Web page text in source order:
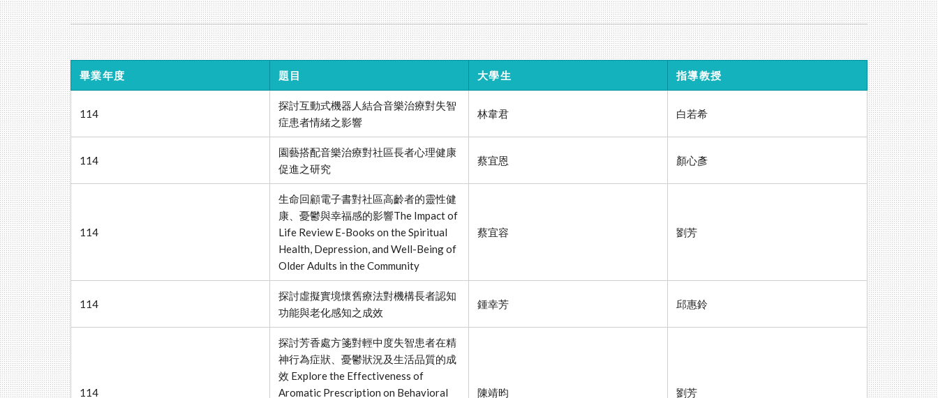
畢業年度 題目 大學生 指導教授
114
探討互動式機器人結合音樂治療對失智
症患者情緒之影響
林韋君 白若希
114
園藝搭配音樂治療對社區長者心理健康
促進之研究
蔡宜恩 顏心彥
114
生命回顧電子書對社區高齡者的靈性健
康、憂鬱與幸福感的影響The Impact of
Life Review E-Books on the Spiritual
Health, Depression, and Well-Being of
Older Adults in the Community
蔡宜容 劉芳
114
探討虛擬實境懷舊療法對機構長者認知
功能與老化感知之成效
鍾幸芳 邱惠鈴
114
探討芳香處方箋對輕中度失智患者在精
神行為症狀、憂鬱狀況及生活品質的成
效 Explore the Effectiveness of
Aromatic Prescription on Behavioral
陳靖昀 劉芳